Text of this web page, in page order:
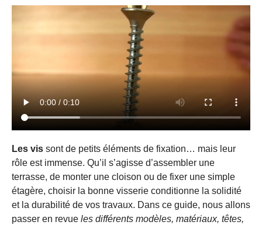
Les vis sont de petits éléments de fixation… mais leur
rôle est immense. Qu’il s’agisse d’assembler une
terrasse, de monter une cloison ou de fixer une simple
étagère, choisir la bonne visserie conditionne la solidité
et la durabilité de vos travaux. Dans ce guide, nous allons
passer en revue les différents modèles, matériaux, têtes,